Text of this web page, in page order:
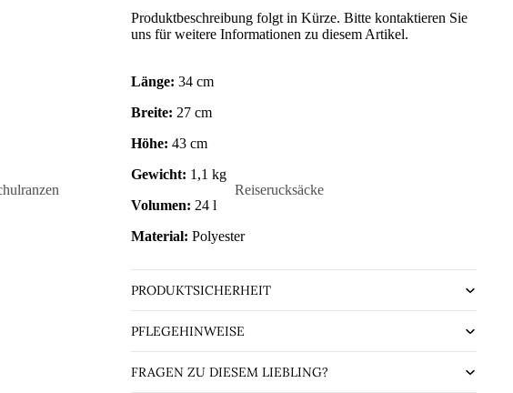
Reiserucksäcke
Produktbeschreibung folgt in Kürze. Bitte kontaktieren Sie
uns für weitere Informationen zu diesem Artikel.
Länge: 34 cm
Breite: 27 cm
Höhe: 43 cm
Gewicht: 1,1 kg
Volumen: 24 l
Material: Polyester
PRODUKTSICHERHEIT
PFLEGEHINWEISE
FRAGEN ZU DIESEM LIEBLING?